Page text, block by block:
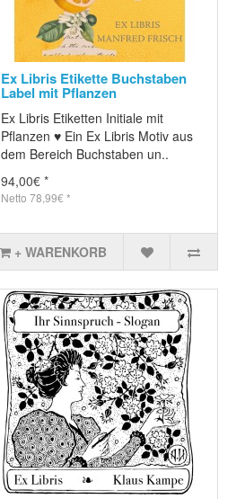
Ex Libris Etikette Buchstaben
Label mit Pflanzen
Ex Libris Etiketten Initiale mit
Pflanzen ♥ Ein Ex Libris Motiv aus
dem Bereich Buchstaben un..
94,00€ *
Netto 78,99€ *
+ WARENKORB